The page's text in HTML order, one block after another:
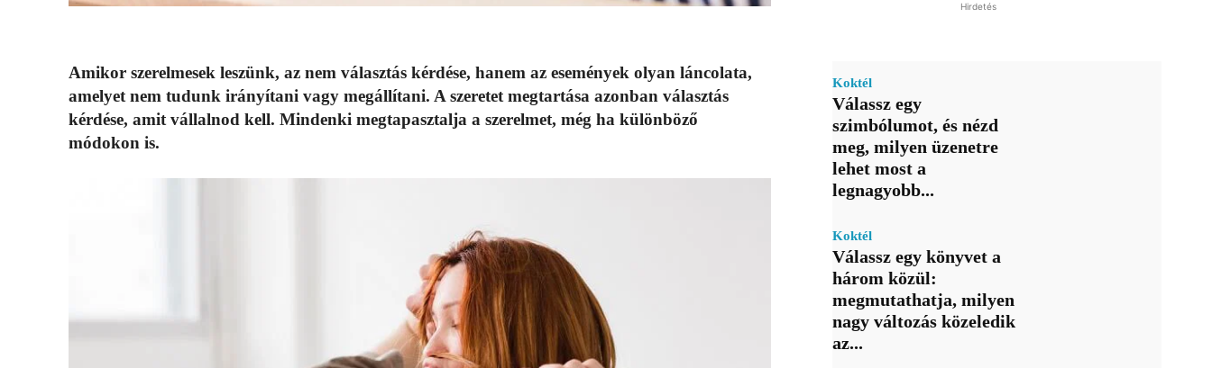
Amikor szerelmesek leszünk, az nem választás kérdése, hanem az események olyan láncolata,
amelyet nem tudunk irányítani vagy megállítani. A szeretet megtartása azonban választás
kérdése, amit vállalnod kell. Mindenki megtapasztalja a szerelmet, még ha különböző
módokon is.
Hirdetés
Koktél
Válassz egy
szimbólumot, és nézd
meg, milyen üzenetre
lehet most a
legnagyobb...
Koktél
Válassz egy könyvet a
három közül:
megmutathatja, milyen
nagy változás közeledik
az...